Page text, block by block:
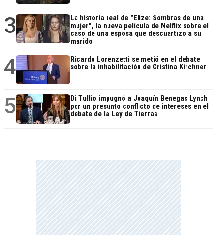
3
La historia real de "Elize: Sombras de una
mujer", la nueva película de Netflix sobre el
caso de una esposa que descuartizó a su
marido
4
Ricardo Lorenzetti se metió en el debate
sobre la inhabilitación de Cristina Kirchner
5
Di Tullio impugnó a Joaquín Benegas Lynch
por un presunto conflicto de intereses en el
debate de la Ley de Tierras